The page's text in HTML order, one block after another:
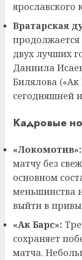
ярославского
Вратарская
двух лучших
Даниила
Билялова
сегодняшней
Кадровые
«Локомотив»:
матчу без
основном
меньшинства
выйти в
«Ак Барс»:
сохраняет
матча.